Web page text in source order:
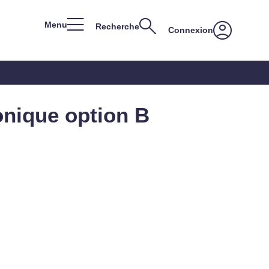
Menu Recherche Connexion
option B